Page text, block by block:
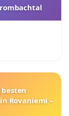
Rovaniemi –